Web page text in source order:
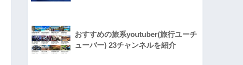
おすすめの旅系youtuber(旅行ユーチ
ューバー) 23チャンネルを紹介